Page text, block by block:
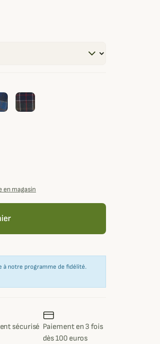
en magasin
à notre programme de fidélité.
sécurisé Paiement en 3 fois
dès 100 euros